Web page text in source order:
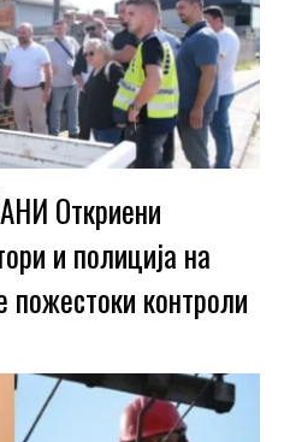
Откриени
и полиција на
пожестоки контроли